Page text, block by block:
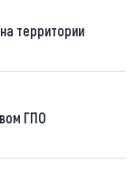
территории
ГПО